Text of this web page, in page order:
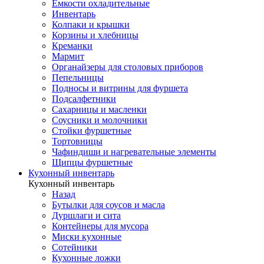
Емкости охладительные
Инвентарь
Колпаки и крышки
Корзины и хлебницы
Креманки
Мармит
Органайзеры для столовых приборов
Пепельницы
Подносы и витрины для фуршета
Подсалфетники
Сахарницы и масленки
Соусники и молочники
Стойки фуршетные
Тортовницы
Чафиндиши и нагревательные элементы
Щипцы фуршетные
Кухонный инвентарь
Кухонный инвентарь
Назад
Бутылки для соусов и масла
Дуршлаги и сита
Контейнеры для мусора
Миски кухонные
Сотейники
Кухонные ложки